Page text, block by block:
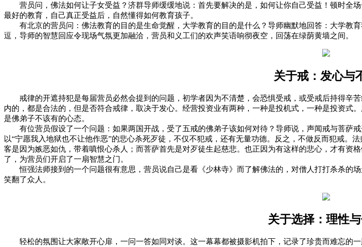
营员问，佛法如何让子女受益？济群导师缓缓地说：首先要解决的是，如何让你自己受益！顿时全
最好的教育，自己真正受益后，自然懂得如何教育孩子。
有北京的营员问：佛法教育的目的是生命觉醒，大学教育的目的是什么？导师幽默地回答：大学教
逗，导师的智慧回应令现场气氛更加融洽，营员和义工们的欢声笑语响彻夜空，回荡在绿荫黄墙之间。
关于戒：发心与
戒律的开遮持犯是每届营员必然会提到的问题，初学者因为不清楚，会恐惧受戒，或受戒后持得辛
内的，都是合法的，但是否符合戒律，取决于发心。经营投资业有两种，一种是投机式，一种是投资式
是佛弟子不该有的心态。
有位营员假设了一个问题：如果两国开战，受了五戒的佛弟子该如何对待？导师说，声闻戒与菩萨
以“宁愿我入地狱也不让他作恶”的悲心杀死歹徒，不仅不犯戒，还有无量功德。反之，不做反而犯戒。
客是因为嫉恶如仇，带着嗔恨心杀人；而菩萨首先是对歹徒生起慈悲。也正因为有这样的悲心，才有资
了，为营员们开启了一扇智慧之门。
恒强法师接到的一个问题很有意思，营员说自己是看《少林寺》而了解佛法的，对僧人打打杀杀的
笑翻了众人。
关于选择：理性
轻松的氛围让大家敞开心扉，一问一答如同对谈。这一幕幕都被摄影机拍下，记录了珍贵而难忘的一